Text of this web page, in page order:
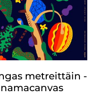
metreittäin -